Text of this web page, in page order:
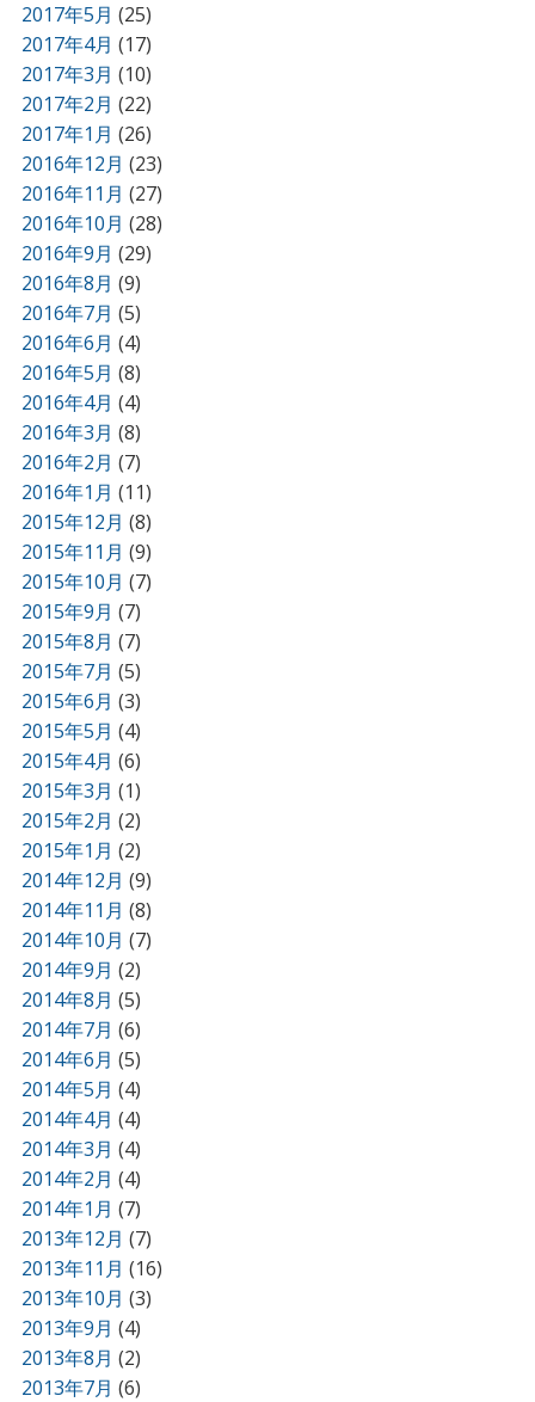
2017年5月 (25)
2017年4月 (17)
2017年3月 (10)
2017年2月 (22)
2017年1月 (26)
2016年12月 (23)
2016年11月 (27)
2016年10月 (28)
2016年9月 (29)
2016年8月 (9)
2016年7月 (5)
2016年6月 (4)
2016年5月 (8)
2016年4月 (4)
2016年3月 (8)
2016年2月 (7)
2016年1月 (11)
2015年12月 (8)
2015年11月 (9)
2015年10月 (7)
2015年9月 (7)
2015年8月 (7)
2015年7月 (5)
2015年6月 (3)
2015年5月 (4)
2015年4月 (6)
2015年3月 (1)
2015年2月 (2)
2015年1月 (2)
2014年12月 (9)
2014年11月 (8)
2014年10月 (7)
2014年9月 (2)
2014年8月 (5)
2014年7月 (6)
2014年6月 (5)
2014年5月 (4)
2014年4月 (4)
2014年3月 (4)
2014年2月 (4)
2014年1月 (7)
2013年12月 (7)
2013年11月 (16)
2013年10月 (3)
2013年9月 (4)
2013年8月 (2)
2013年7月 (6)